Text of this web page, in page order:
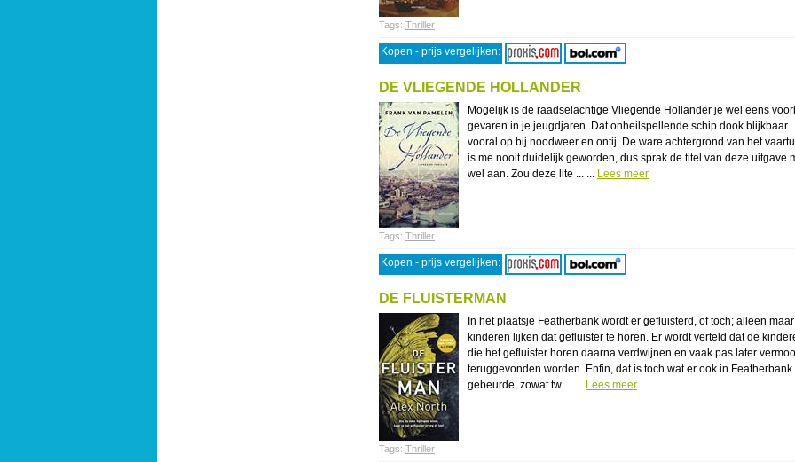
Tags: Thriller
Kopen - prijs vergelijken:
DE VLIEGENDE HOLLANDER
Mogelijk is de raadselachtige Vliegende Hollander je wel eens
gevaren in je jeugdjaren. Dat onheilspellende schip dook blijkbaar
vooral op bij noodweer en ontij. De ware achtergrond van het
is me nooit duidelijk geworden, dus sprak de titel van deze uitgave
wel aan. Zou deze lite ... ... Lees meer
Tags: Thriller
Kopen - prijs vergelijken:
DE FLUISTERMAN
In het plaatsje Featherbank wordt er gefluisterd, of toch; alleen maar
kinderen lijken dat gefluister te horen. Er wordt verteld dat de
die het gefluister horen daarna verdwijnen en vaak pas later
teruggevonden worden. Enfin, dat is toch wat er ook in Featherbank
gebeurde, zowat tw ... ... Lees meer
Tags: Thriller